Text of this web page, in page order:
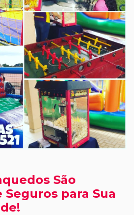
São
para Sua